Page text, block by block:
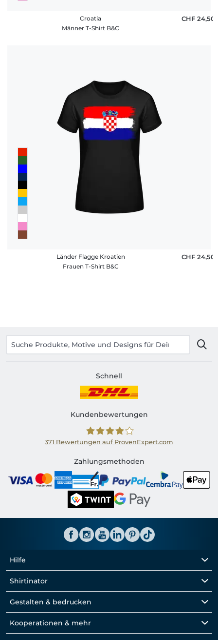
Croatia
Männer T-Shirt B&C
CHF 24,50
Länder Flagge Kroatien
Frauen T-Shirt B&C
CHF 24,50
Schnell
Kundenbewertungen
Shirtinator CH
371 Bewertungen auf ProvenExpert.com
Zahlungsmethoden
Hilfe
Shirtinator
Gestalten & bedrucken
Kooperationen & mehr